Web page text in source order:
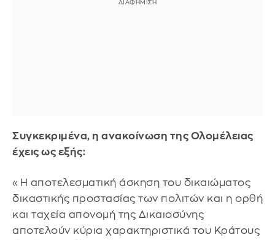
Συγκεκριμένα, η ανακοίνωση της Ολομέλειας
έχεις ως εξής:
«Η αποτελεσματική άσκηση του δικαιώματος
δικαστικής προστασίας των πολιτών και η ορθή
και ταχεία απονομή της Δικαιοσύνης
αποτελούν κύρια χαρακτηριστικά του Κράτους